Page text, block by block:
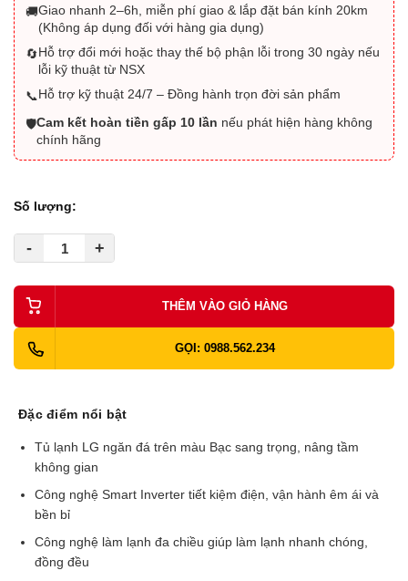
🚚Giao nhanh 2–6h, miễn phí giao & lắp đặt bán kính 20km
(Không áp dụng đối với hàng gia dụng)
🔄Hỗ trợ đổi mới hoặc thay thế bộ phận lỗi trong 30 ngày nếu
lỗi kỹ thuật từ NSX
📞Hỗ trợ kỹ thuật 24/7 – Đồng hành trọn đời sản phẩm
🛡️Cam kết hoàn tiền gấp 10 lần nếu phát hiện hàng không
chính hãng
Số lượng:
- +
THÊM VÀO GIỎ HÀNG
GỌI: 0988.562.234
Đặc điểm nổi bật
Tủ lạnh LG ngăn đá trên màu Bạc sang trọng, nâng tầm
không gian
Công nghệ Smart Inverter tiết kiệm điện, vận hành êm ái và
bền bỉ
Công nghệ làm lạnh đa chiều giúp làm lạnh nhanh chóng,
đồng đều